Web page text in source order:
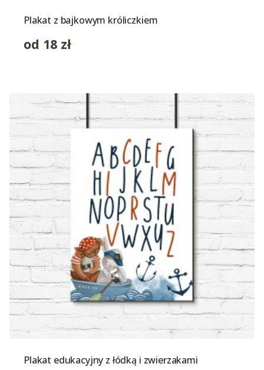
Plakat z bajkowym króliczkiem
od 18 zł
Plakat edukacyjny z łódką i zwierzakami